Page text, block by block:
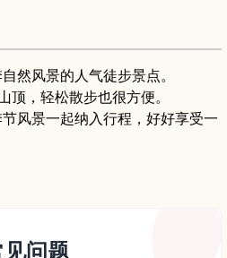
然风景的人气徒步景点。
，轻松散步也很方便。
风景一起纳入行程，好好享受一
问题